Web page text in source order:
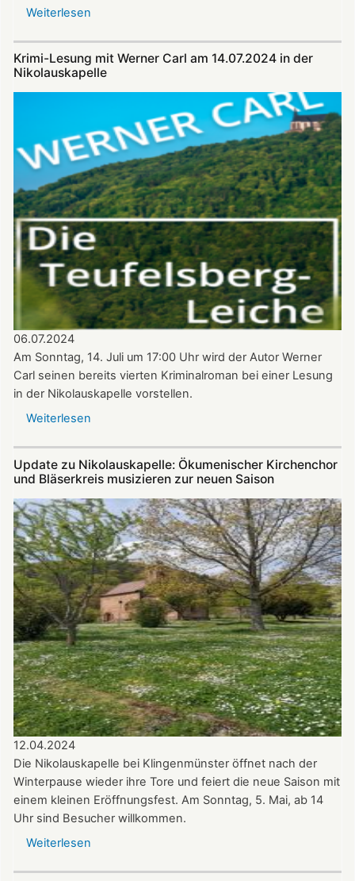
Weiterlesen
der
August
–
Benefizkonzert
mit
den
Alphornbläsern
Südpfalz
Krimi-Lesung mit Werner Carl am 14.07.2024 in der
Nikolauskapelle
06.07.2024
Am Sonntag, 14. Juli um 17:00 Uhr wird der Autor Werner
Carl seinen bereits vierten Kriminalroman bei einer Lesung
in der Nikolauskapelle vorstellen.
Weiterlesen
mit
Carl
am
14.07.2024
in
der
Nikolauskapelle
Update zu Nikolauskapelle: Ökumenischer Kirchenchor
und Bläserkreis musizieren zur neuen Saison
12.04.2024
Die Nikolauskapelle bei Klingenmünster öffnet nach der
Winterpause wieder ihre Tore und feiert die neue Saison mit
einem kleinen Eröffnungsfest. Am Sonntag, 5. Mai, ab 14
Uhr sind Besucher willkommen.
Weiterlesen